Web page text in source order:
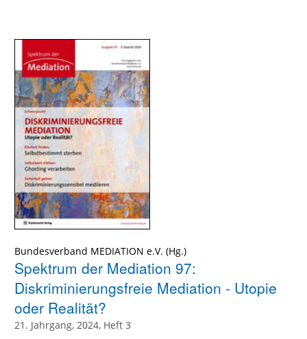
Bundesverband MEDIATION e.V.
Spektrum der Mediation 97:
Diskriminierungsfreie Mediation - Utopie
oder Realität?
21. Jahrgang, 2024, Heft 3